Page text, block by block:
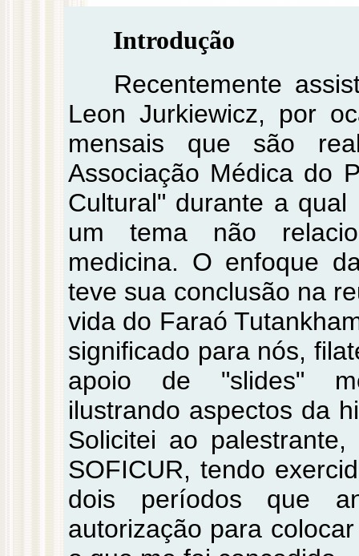
Introdução
Recentemente
Leon Jurkiewicz, por
mensais que são
Associação Médica do
Cultural" durante a
um tema não
medicina. O enfoque
teve sua conclusão na
vida do Faraó
significado para nós,
apoio de "slides"
ilustrando aspectos da
Solicitei ao
SOFICUR, tendo
dois períodos que
autorização para